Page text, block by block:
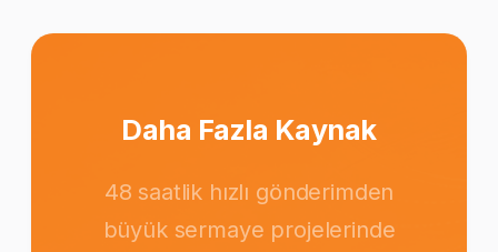
Daha Fazla Kaynak
48 saatlik hızlı gönderimden
büyük sermaye projelerinde